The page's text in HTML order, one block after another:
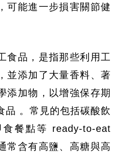
可能進一步損害關節健
食品，是指那些利用工
並添加了大量香料、著
添加物，以增強保存期
品 。常見的包括碳酸飲
餐點等 ready-to-eat
常含有高鹽、高糖與高